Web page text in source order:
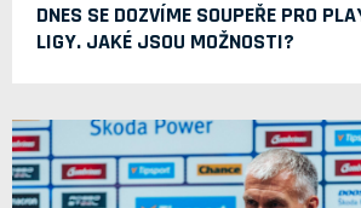
DNES SE DOZVÍME SOUPEŘE PRO
LIGY. JAKÉ JSOU MOŽNOSTI?